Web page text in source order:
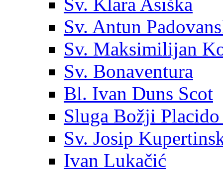
Sv. Antun
Sv. Maksimilijan
Sv. Bonaventura
Bl. Ivan Duns Scot
Sluga Božji Placido
Sv. Josip
Ivan Lukačić